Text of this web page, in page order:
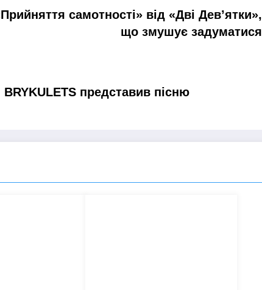
самотності» від «Дві Дев’ятки»,
що змушує задуматися
представив пісню